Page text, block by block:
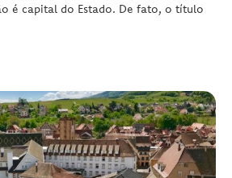
é capital do Estado. De fato, o título